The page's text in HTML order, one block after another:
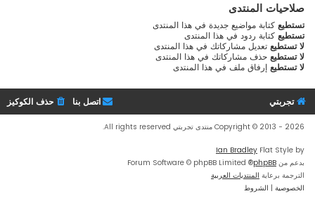
صلاحيات المنتدى
تستطيع كتابة مواضيع جديدة في هذا المنتدى
تستطيع كتابة ردود في هذا المنتدى
لا تستطيع تعديل مشاركاتك في هذا المنتدى
لا تستطيع حذف مشاركاتك في هذا المنتدى
لا تستطيع إرفاق ملف في هذا المنتدى
تجربتي حذف الكوكيز اتصل بنا
Copyright © 2013 - 2026 منتدى تجربتي All rights reserved.
Flat Style by
Ian Bradley
بدعم من phpBB
® Forum Software © phpBB Limited
الترجمة برعاية المنتديات العربية
الخصوصية | الشروط